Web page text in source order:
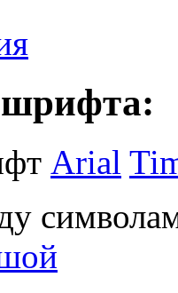
Arial